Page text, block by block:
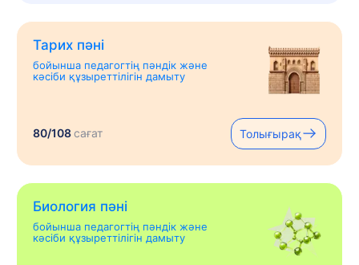
Тарих пәні
бойынша педагогтің пәндік және
кәсіби құзыреттілігін дамыту
80/108сағат Толығырақ
Биология пәні
бойынша педагогтің пәндік және
кәсіби құзыреттілігін дамыту